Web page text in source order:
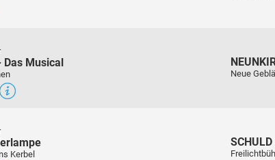
Das Musical
Neue
Kerbel
SCHULD